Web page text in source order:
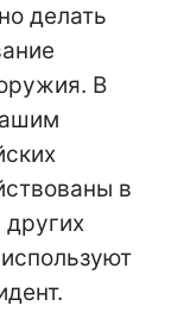
делать
В
в